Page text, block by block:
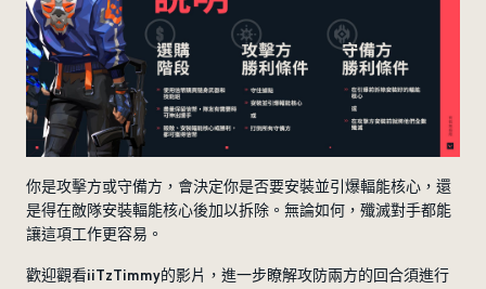
你是攻擊方或守備方，會決定你是否要安裝並引爆輻能核心，還
是得在敵隊安裝輻能核心後加以拆除。無論如何，殲滅對手都能
讓這項工作更容易。
歡迎觀看iiTzTimmy的影片，進一步瞭解攻防兩方的回合須進行